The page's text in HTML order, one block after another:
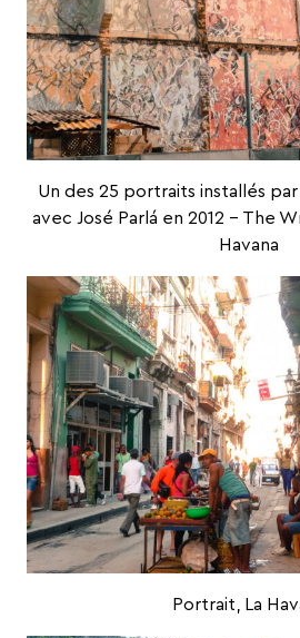
Un des 25 portraits installés par
avec José Parlá en 2012 – The
Havana
Portrait, La